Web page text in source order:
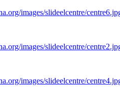
images/slideelcentre/
images/slideelcentre/
images/slideelcentre/